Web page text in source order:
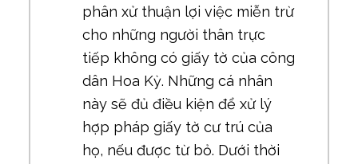
phân xử thuận lợi việc miễn trừ
cho những người thân trực
tiếp không có giấy tờ của công
dân Hoa Kỳ. Những cá nhân
này sẽ đủ điều kiện để xử lý
hợp pháp giấy tờ cư trú của
họ, nếu được từ bỏ. Dưới thời